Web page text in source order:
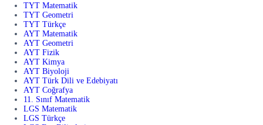
TYT Matematik
TYT Geometri
TYT Türkçe
AYT Matematik
AYT Geometri
AYT Fizik
AYT Kimya
AYT Biyoloji
AYT Türk Dili ve Edebiyatı
AYT Coğrafya
11. Sınıf Matematik
LGS Matematik
LGS Türkçe